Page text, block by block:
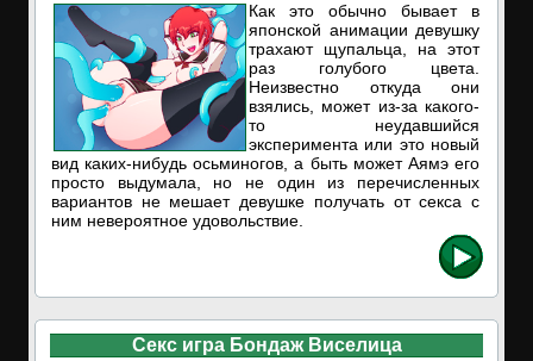
Как это обычно бывает в
японской анимации девушку
трахают щупальца, на этот
раз голубого цвета.
Неизвестно откуда они
взялись, может из-за какого-
то неудавшийся
эксперимента или это новый
вид каких-нибудь осьминогов, а быть может Аямэ его
просто выдумала, но не один из перечисленных
вариантов не мешает девушке получать от секса с
ним невероятное удовольствие.
Секс игра Бондаж Виселица